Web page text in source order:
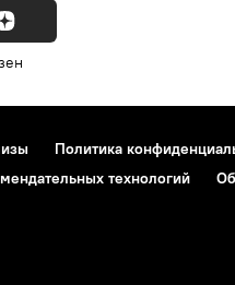
Политика
технологий